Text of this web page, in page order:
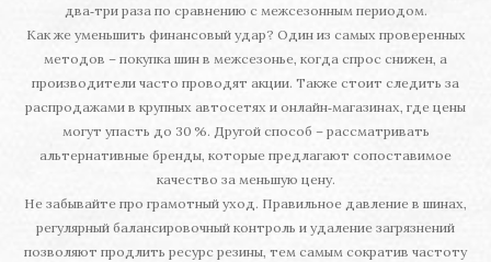
два‑три раза по сравнению с межсезонным периодом.
Как же уменьшить финансовый удар? Один из самых проверенных
методов – покупка шин в межсезонье, когда спрос снижен, а
производители часто проводят акции. Также стоит следить за
распродажами в крупных автосетях и онлайн‑магазинах, где цены
могут упасть до 30 %. Другой способ – рассматривать
альтернативные бренды, которые предлагают сопоставимое
качество за меньшую цену.
Не забывайте про грамотный уход. Правильное давление в шинах,
регулярный балансировочный контроль и удаление загрязнений
позволяют продлить ресурс резины, тем самым сократив частоту